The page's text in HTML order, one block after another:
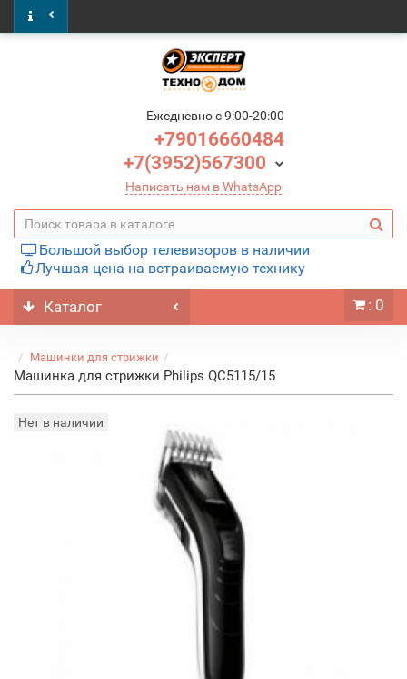
Ежедневно c 9:00-20:00
+79016660484
+7(3952)567300
Написать нам в WhatsApp
Большой выбор телевизоров в наличии
Лучшая цена на встраиваемую технику
Каталог : 0
Машинки для стрижки
Машинка для стрижки Philips QC5115/15
Нет в наличии